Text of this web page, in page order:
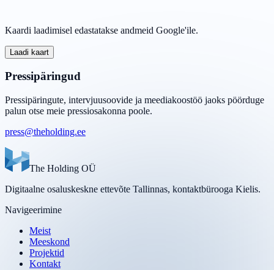
Kaardi laadimisel edastatakse andmeid Google'ile.
Laadi kaart
Pressipäringud
Pressipäringute, intervjuusoovide ja meediakoostöö jaoks pöörduge
palun otse meie pressiosakonna poole.
press@theholding.ee
The Holding OÜ
Digitaalne osaluskeskne ettevõte Tallinnas, kontaktbürooga Kielis.
Navigeerimine
Meist
Meeskond
Projektid
Kontakt